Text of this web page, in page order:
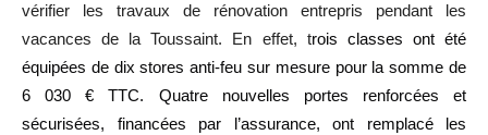
vérifier les travaux de rénovation entrepris pendant les
vacances de la Toussaint. En effet, trois classes ont été
équipées de dix stores anti-feu sur mesure pour la somme de
6 030 € TTC. Quatre nouvelles portes renforcées et
sécurisées, financées par l’assurance, ont remplacé les